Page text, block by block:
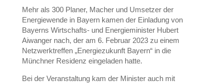
Mehr als 300 Planer, Macher und Umsetzer der
Energiewende in Bayern kamen der Einladung von
Bayerns Wirtschafts- und Energieminister Hubert
Aiwanger nach, der am 6. Februar 2023 zu einem
Netzwerktreffen „Energiezukunft Bayern“ in die
Münchner Residenz eingeladen hatte.
Bei der Veranstaltung kam der Minister auch mit